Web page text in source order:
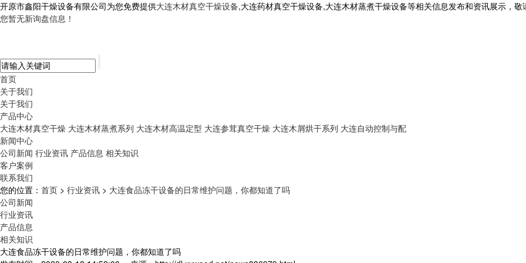
开原市鑫阳干燥设备有限公司为您免费提供大连木材真空干燥设备,大连药材真空干燥设备,大连木材蒸煮干燥设备等相关信息发布和资讯展示，敬
您暂无新询盘信息！
首页
关于我们
关于我们
产品中心
大连木材真空干燥 大连木材蒸煮系列 大连木材高温定型 大连参茸真空干燥 大连木屑烘干系列 大连自动控制与配
新闻中心
公司新闻 行业资讯 产品信息 相关知识
客户案例
联系我们
您的位置： 首页 > 行业资讯 > 大连食品冻干设备的日常维护问题，你都知道了吗
公司新闻
行业资讯
产品信息
相关知识
大连食品冻干设备的日常维护问题，你都知道了吗